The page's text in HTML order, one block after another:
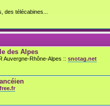
des télécabines...
des Alpes
Auvergne-Rhône-Alpes :: snotag.net